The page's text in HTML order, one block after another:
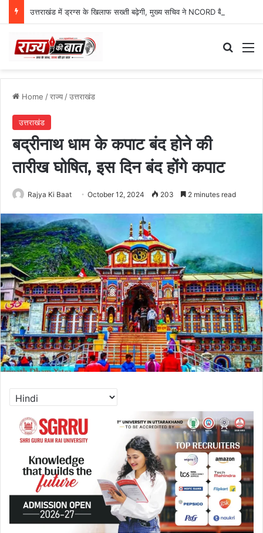
Home /राज्य/उत्तराखंड
उत्तराखंड
बद्रीनाथ धाम के कपाट बंद होने की
तारीख घोषित, इस दिन बंद होंगे कपाट
Rajya Ki Baat October 12, 2024 203 2 minutes read